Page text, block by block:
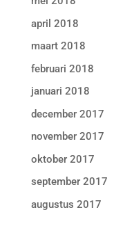
april 2018
maart 2018
februari 2018
januari 2018
december 2017
november 2017
oktober 2017
september 2017
augustus 2017